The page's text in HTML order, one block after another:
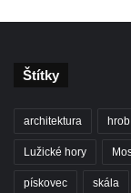
Kostel
Kaple
Černčic
Štítky
architektura hrob
Lužické hory
pískovec skála